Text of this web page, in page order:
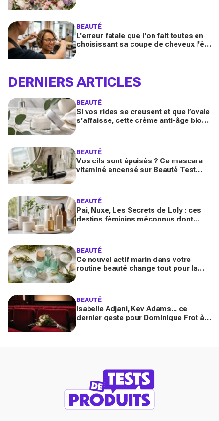
BEAUTÉ
L'erreur fatale que l'on fait toutes en
choisissant sa coupe de cheveux l'été
DERNIERS ARTICLES
BEAUTÉ
Si vos rides se creusent et que l’ovale
s’affaisse, cette crème anti-âge bio
BEAUTÉ
Vos cils sont épuisés ? Ce mascara
vitaminé encensé sur Beauté Test
BEAUTÉ
Pai, Nuxe, Les Secrets de Loly : ces
destins féminins méconnus dont
BEAUTÉ
Ce nouvel actif marin dans votre
routine beauté change tout pour la
BEAUTÉ
Isabelle Adjani, Kev Adams... ce
dernier geste pour Dominique Frot à